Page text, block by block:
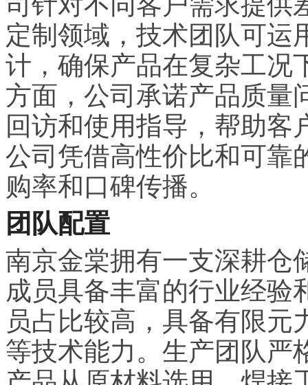
定制领域，技术团队可运
计，确保产品在复杂工况
方面，公司承诺产品质量
回访和使用指导，帮助客
公司凭借高性价比和可靠
购率和口碑传播。
团队配置
南京金棠拥有一支深耕仓
成员具备丰富的行业经验
员占比较高，具备有限元
等技术能力。生产团队严